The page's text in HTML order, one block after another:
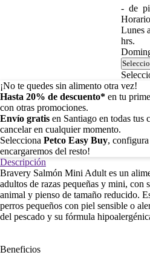
- de
Lunes
hrs.
¡No te quedes sin alimento otra vez!
Hasta 20% de descuento* en tu
con otras promociones.
Envío gratis en Santiago en todas tus
cancelar en cualquier momento.
Selecciona Petco Easy Buy,
encargaremos del resto!
Descripción
Bravery Salmón Mini Adult es un
adultos de razas pequeñas y mini, con
animal y pienso de tamaño reducido.
perros pequeños con piel sensible o
del pescado y su fórmula
Beneficios